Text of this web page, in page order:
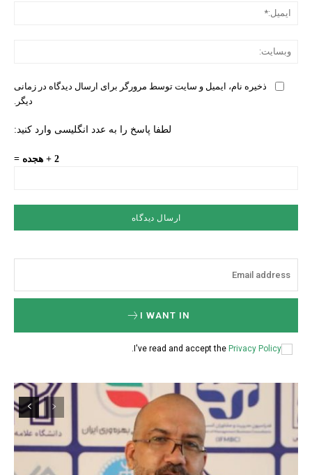
ذخیره نام، ایمیل و سایت توسط مرورگر برای ارسال دیدگاه در زمانی
دیگر.
لطفا پاسخ را به عدد انگلیسی وارد کنید:
2 + هجده =
I WANT IN
I've read and accept the Privacy Policy
.